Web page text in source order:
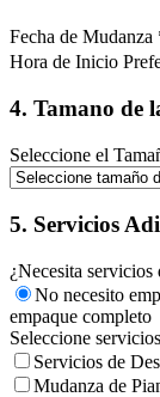
Fecha de Mudanza
Hora de Inicio
4. Tamano de
Seleccione el
5. Servicios
¿Necesita servicios
No necesito
empaque completo
Seleccione
Servicios de
Mudanza de